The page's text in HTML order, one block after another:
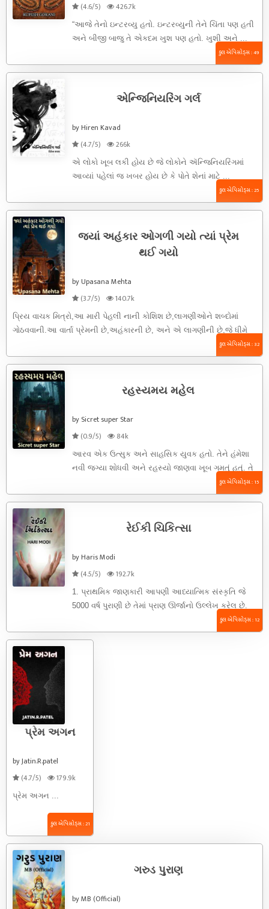
(4.6/5)
426.7k
“આજે તેનો ઇન્ટરવ્યુ હતો. ઇન્ટરવ્યુની તેને ચિંતા પણ હતી
અને બીજી બાજુ તે એકદમ ખુશ પણ હતો. ખુશી અને ...
કુલ એપિસોડ્સ : 49
એન્જિનિયરિંગ ગર્લ
by Hiren Kavad
(4.7/5)
266k
એ લોકો ખૂબ લકી હોય છે જે લોકોને ઍન્જિનિયરિંગમાં
આવ્યાં પહેલાં જ ખબર હોય છે કે પોતે શેનાં માટે ...
કુલ એપિસોડ્સ : 25
જ્યાં અહંકાર ઓગળી ગયો ત્યાં પ્રેમ
થઈ ગયો
by Upasana Mehta
(3.7/5)
140.7k
પ્રિય વાચક મિત્રો,આ મારી પેહલી નાની કોશિશ છે,લાગણીઓને શબ્દોમાં
ગોઠવવાની.આ વાર્તા પ્રેમની છે,અહંકારની છે, અને એ લાગણીની છે,જે ધીમે
કુલ એપિસોડ્સ : 32
રહસ્યમય મહેલ
by Sicret super Star
(0.9/5)
84k
આરવ એક ઉત્સુક અને સાહસિક યુવક હતો. તેને હંમેશા
નવી જગ્યા શોધવી અને રહસ્યો જાણવા ખૂબ ગમતું હતું. તે
કુલ એપિસોડ્સ : 15
રેઈકી ચિકિત્સા
by Haris Modi
(4.5/5)
192.7k
1. પ્રાથમિક જાણકારી આપણી આધ્યાત્મિક સંસ્કૃતિ જે
5000 વર્ષ પુરાણી છે તેમાં પ્રાણ ઊર્જાનો ઉલ્લેખ કરેલ છે.
કુલ એપિસોડ્સ : 12
પ્રેમ અગન
by Jatin.R.patel
(4.7/5)
179.9k
પ્રેમ અગન ...
કુલ એપિસોડ્સ : 21
ગરુડ પુરાણ
by MB (Official)